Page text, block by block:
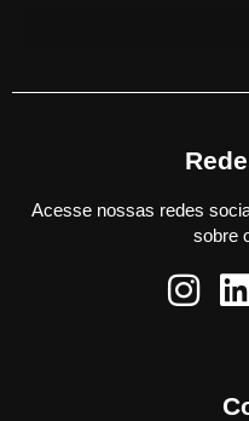
Acesse nossas redes
sobre